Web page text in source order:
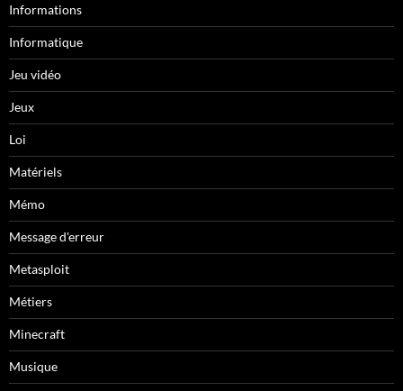
Informations
Informatique
Jeu vidéo
Jeux
Loi
Matériels
Mémo
Message d'erreur
Metasploit
Métiers
Minecraft
Musique